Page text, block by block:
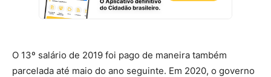
O 13º salário de 2019 foi pago de maneira também
parcelada até maio do ano seguinte. Em 2020, o governo